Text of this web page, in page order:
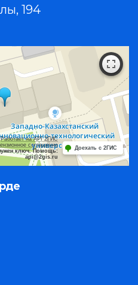
194
Работает на API 2ГИС
соглашение
ключ. Помощь:
api@2gis.ru
Доехать с 2ГИС